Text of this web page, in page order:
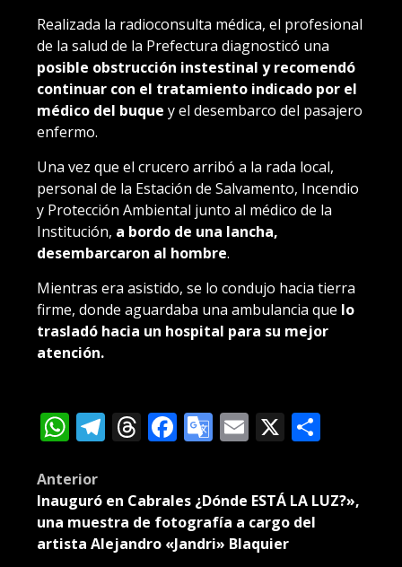
Realizada la radioconsulta médica, el profesional
de la salud de la Prefectura diagnosticó una
posible obstrucción instestinal y recomendó
continuar con el tratamiento indicado por el
médico del buque y el desembarco del pasajero
enfermo.
Una vez que el crucero arribó a la rada local,
personal de la Estación de Salvamento, Incendio
y Protección Ambiental junto al médico de la
Institución, a bordo de una lancha,
desembarcaron al hombre.
Mientras era asistido, se lo condujo hacia tierra
firme, donde aguardaba una ambulancia que lo
trasladó hacia un hospital para su mejor
atención.
WhatsApp
Telegram
Threads
Facebook
Google
Email
X
Post
navigation
Anterior
Inauguró en Cabrales ¿Dónde ESTÁ LA LUZ?»,
una muestra de fotografía a cargo del
artista Alejandro «Jandri» Blaquier